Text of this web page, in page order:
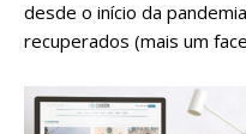
desde o início da
recuperados (mais um